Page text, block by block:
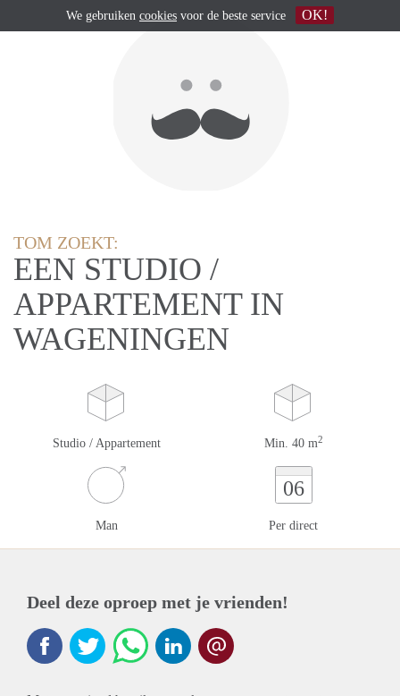
TOM ZOEKT:
EEN STUDIO /
APPARTEMENT IN
WAGENINGEN
Studio / Appartement Min. 40 m2
Man
06
Per direct
Deel deze oproep met je vrienden!
We gebruiken cookies voor de beste service OK!